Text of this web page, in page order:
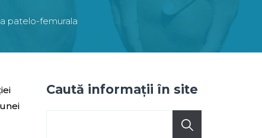
patelo-femurala
Caută informații în site